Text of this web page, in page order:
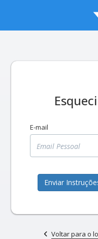
E-mail
Enviar
Voltar para o